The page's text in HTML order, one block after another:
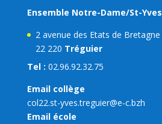
Ensemble Notre-Dame/St-Yves
2 avenue des Etats de Bretagne
22 220 Tréguier
Tel : 02.96.92.32.75
Email collège
col22.st-yves.treguier@e-c.bzh
Email école